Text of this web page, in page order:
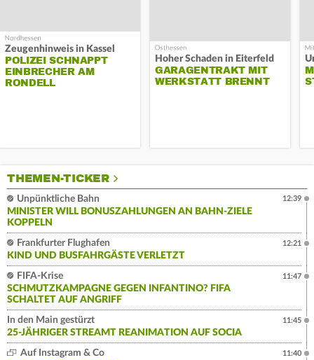
Zeugenhinweis in Kassel
POLIZEI SCHNAPPT
EINBRECHER AM
RONDELL
Hoher Schaden in Eiterfeld
GARAGENTRAKT MIT
WERKSTATT BRENNT
THEMEN-TICKER
Unpünktliche Bahn
MINISTER WILL BONUSZAHLUNGEN AN BAHN-ZIELE
KOPPELN
12:39
Frankfurter Flughafen
KIND UND BUSFAHRGÄSTE VERLETZT
12:21
FIFA-Krise
SCHMUTZKAMPAGNE GEGEN INFANTINO? FIFA
SCHALTET AUF ANGRIFF
11:47
In den Main gestürzt
25-JÄHRIGER STREAMT REANIMATION AUF SOCIA
11:45
Auf Instagram & Co
11:40